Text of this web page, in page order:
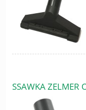
SSAWKA